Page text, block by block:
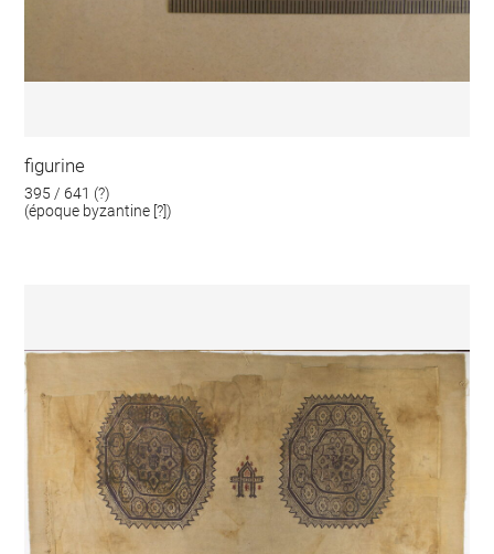
figurine
395 / 641 (?)
(époque byzantine [?])